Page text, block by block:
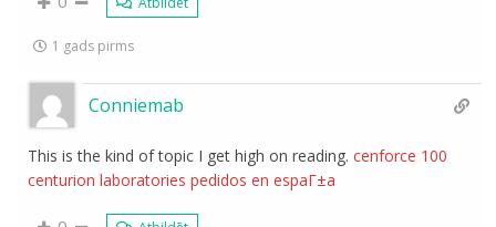
1 gads pirms
Conniemab
This is the kind of topic I get high on reading.cenforce 100
centurion laboratories pedidos en espaГ±a